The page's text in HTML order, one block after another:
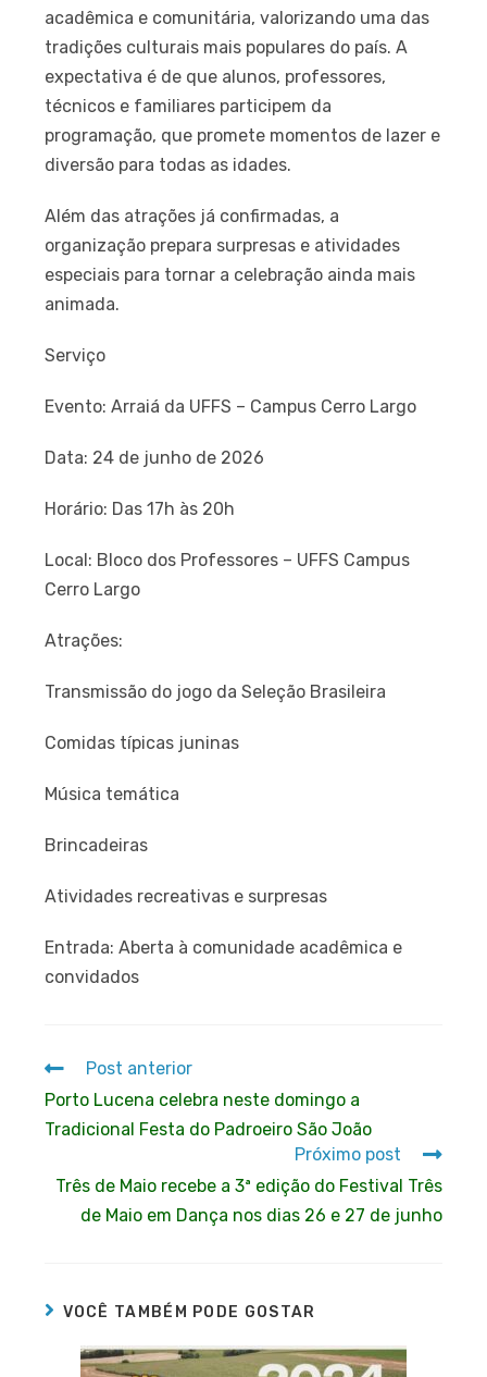
acadêmica e comunitária, valorizando uma das
tradições culturais mais populares do país. A
expectativa é de que alunos, professores,
técnicos e familiares participem da
programação, que promete momentos de lazer e
diversão para todas as idades.
Além das atrações já confirmadas, a
organização prepara surpresas e atividades
especiais para tornar a celebração ainda mais
animada.
Serviço
Evento: Arraiá da UFFS – Campus Cerro Largo
Data: 24 de junho de 2026
Horário: Das 17h às 20h
Local: Bloco dos Professores – UFFS Campus
Cerro Largo
Atrações:
Transmissão do jogo da Seleção Brasileira
Comidas típicas juninas
Música temática
Brincadeiras
Atividades recreativas e surpresas
Entrada: Aberta à comunidade acadêmica e
convidados
Post anterior
Porto Lucena celebra neste domingo a
Tradicional Festa do Padroeiro São João
Próximo post
Três de Maio recebe a 3ª edição do Festival Três
de Maio em Dança nos dias 26 e 27 de junho
VOCÊ TAMBÉM PODE GOSTAR